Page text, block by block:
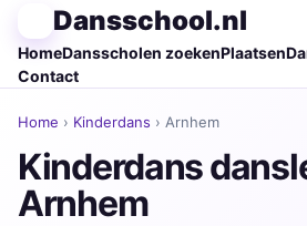
Dansschool.nl
HomeDansscholen zoekenPlaatsen
Contact
Home › Kinderdans › Arnhem
Kinderdans
Arnhem